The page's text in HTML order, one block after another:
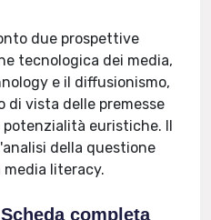
due prospettive
tecnologica dei media,
e il diffusionismo,
di vista delle premesse
euristiche. Il
della questione
literacy.
Scheda completa